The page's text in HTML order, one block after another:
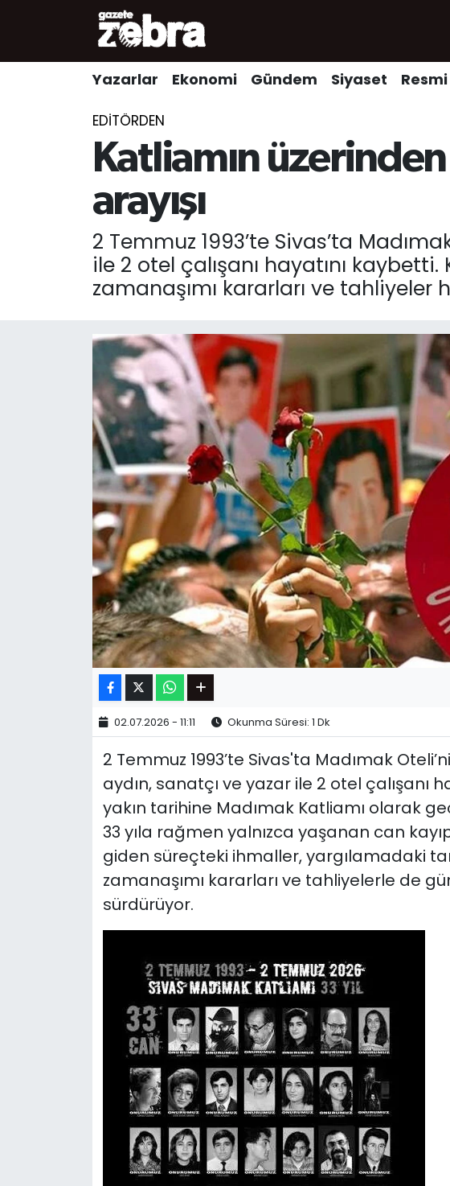
Yazarlar Ekonomi Gündem Siyaset
EDITÖRDEN
Katliamın
arayışı
2 Temmuz 1993’te Sivas’ta
ile 2 otel çalışanı hayatını
zamanaşımı kararları ve tahliyeler
02.07.2026 - 11:11 Okunma Süresi: 1 Dk
2 Temmuz 1993’te Sivas'ta Madımak
aydın, sanatçı ve yazar ile 2 otel çalışanı
yakın tarihine Madımak Katliamı olarak
33 yıla rağmen yalnızca yaşanan can
giden süreçteki ihmaller, yargılamadaki
zamanaşımı kararları ve tahliyelerle de
sürdürüyor.
Yazarlar
Kültür-Sanat
Nöbetçi Eczaneler
Trafik Durumu
Tüm Manşetler
Son Dakika Haberleri